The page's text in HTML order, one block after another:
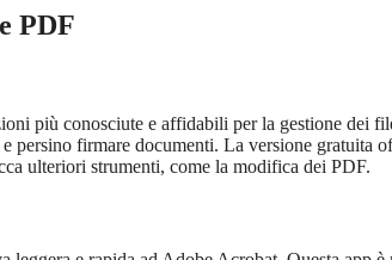
PDF
più conosciute e affidabili per la gestione dei
persino firmare documenti. La versione gratuita
ulteriori strumenti, come la modifica dei PDF.